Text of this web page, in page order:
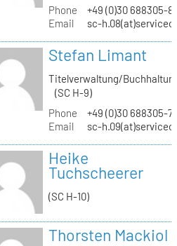
Phone
+49 (0)30 688305-
Email
sc-
Stefan Limant
Titelverwaltung/
(SC H-9)
Phone
+49 (0)30 688305-
Email
sc-
Heike
Tuchscheerer
(SC H-10)
Thorsten Mackiol